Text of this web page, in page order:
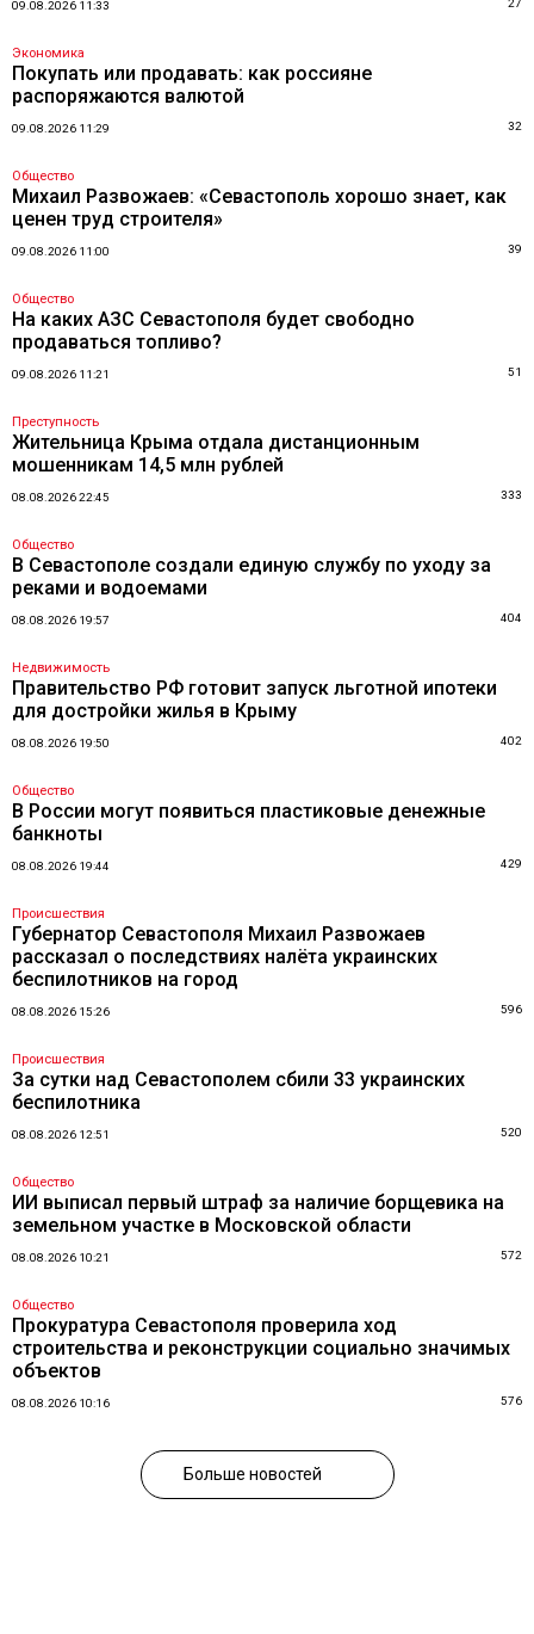
09.08.2026 11:33 27
Экономика
Покупать или продавать: как россияне
распоряжаются валютой
09.08.2026 11:29 32
Общество
Михаил Развожаев: «Севастополь хорошо знает, как
ценен труд строителя»
09.08.2026 11:00 39
Общество
На каких АЗС Севастополя будет свободно
продаваться топливо?
09.08.2026 11:21 51
Преступность
Жительница Крыма отдала дистанционным
мошенникам 14,5 млн рублей
08.08.2026 22:45 333
Общество
В Севастополе создали единую службу по уходу за
реками и водоемами
08.08.2026 19:57 404
Недвижимость
Правительство РФ готовит запуск льготной ипотеки
для достройки жилья в Крыму
08.08.2026 19:50 402
Общество
В России могут появиться пластиковые денежные
банкноты
08.08.2026 19:44 429
Происшествия
Губернатор Севастополя Михаил Развожаев
рассказал о последствиях налёта украинских
беспилотников на город
08.08.2026 15:26 596
Происшествия
За сутки над Севастополем сбили 33 украинских
беспилотника
08.08.2026 12:51 520
Общество
ИИ выписал первый штраф за наличие борщевика на
земельном участке в Московской области
08.08.2026 10:21 572
Общество
Прокуратура Севастополя проверила ход
строительства и реконструкции социально значимых
объектов
08.08.2026 10:16 576
Больше новостей